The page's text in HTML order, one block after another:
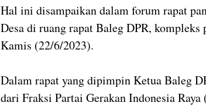
Hal ini disampaikan dalam forum rapat
Desa di ruang rapat Baleg DPR, kompleks
Kamis (22/6/2023).
Dalam rapat yang dipimpin Ketua Baleg
dari Fraksi Partai Gerakan Indonesia